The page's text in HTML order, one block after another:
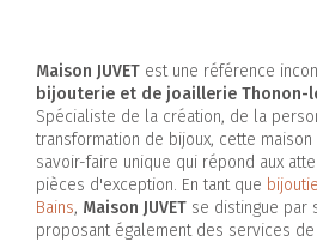
Maison JUVET est une référence
bijouterie et de joaillerie Thonon-
Spécialiste de la création, de la
transformation de bijoux, cette
savoir-faire unique qui répond aux
pièces d'exception. En tant que
Bains, Maison JUVET se distingue par
proposant également des services de